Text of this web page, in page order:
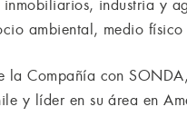
industria y
ambiental, medio
Compañía con
y líder en su área en